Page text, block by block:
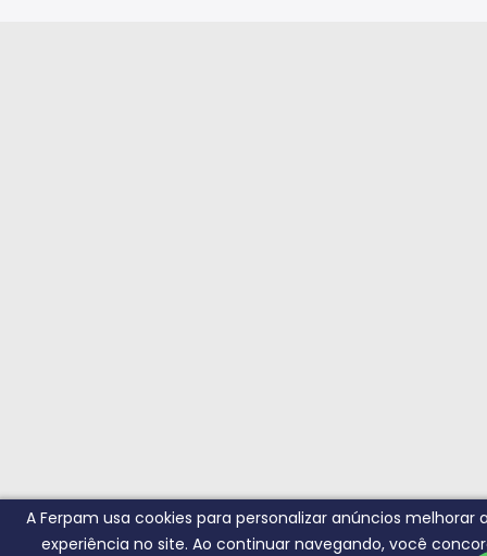
A Ferpam usa cookies para personalizar anúncios melhorar
experiência no site. Ao continuar navegando, você